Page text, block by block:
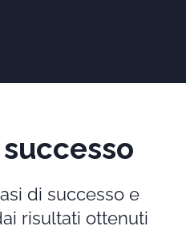
di successo e
risultati ottenuti